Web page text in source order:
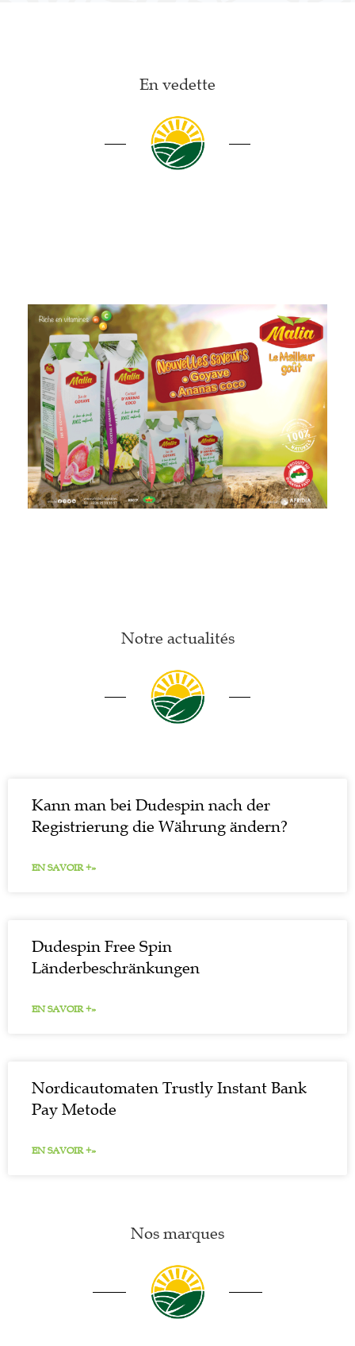
En vedette
Notre actualités
Kann man bei Dudespin nach der
Registrierung die Währung ändern?
EN SAVOIR +»
Dudespin Free Spin
Länderbeschränkungen
EN SAVOIR +»
Nordicautomaten Trustly Instant Bank
Pay Metode
EN SAVOIR +»
Nos marques